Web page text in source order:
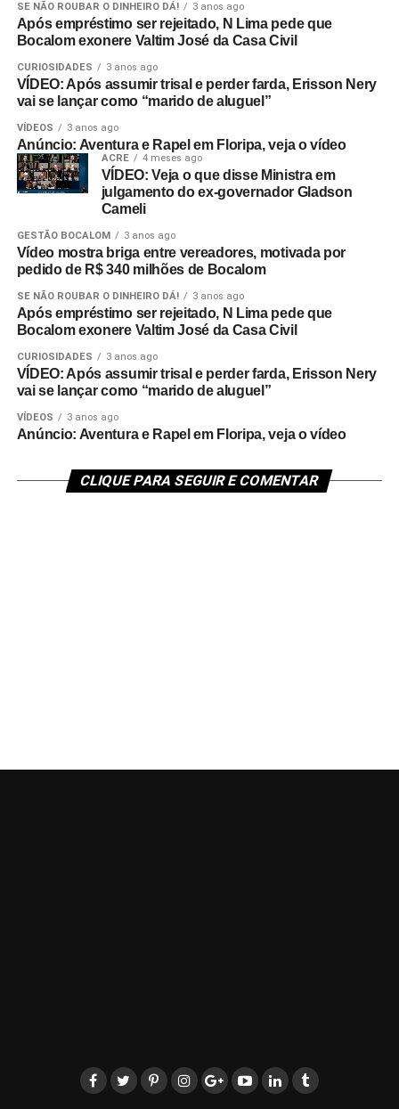
SE NÃO ROUBAR O DINHEIRO DÁ! 3 anos ago
Após empréstimo ser rejeitado, N Lima pede que
Bocalom exonere Valtim José da Casa Civil
CURIOSIDADES 3 anos ago
VÍDEO: Após assumir trisal e perder farda, Erisson Nery
vai se lançar como “marido de aluguel”
VÍDEOS 3 anos ago
Anúncio: Aventura e Rapel em Floripa, veja o vídeo
ACRE 4 meses ago
VÍDEO: Veja o que disse Ministra em
julgamento do ex-governador Gladson
Cameli
GESTÃO BOCALOM 3 anos ago
Vídeo mostra briga entre vereadores, motivada por
pedido de R$ 340 milhões de Bocalom
SE NÃO ROUBAR O DINHEIRO DÁ! 3 anos ago
Após empréstimo ser rejeitado, N Lima pede que
Bocalom exonere Valtim José da Casa Civil
CURIOSIDADES 3 anos ago
VÍDEO: Após assumir trisal e perder farda, Erisson Nery
vai se lançar como “marido de aluguel”
VÍDEOS 3 anos ago
Anúncio: Aventura e Rapel em Floripa, veja o vídeo
CLIQUE PARA SEGUIR E COMENTAR